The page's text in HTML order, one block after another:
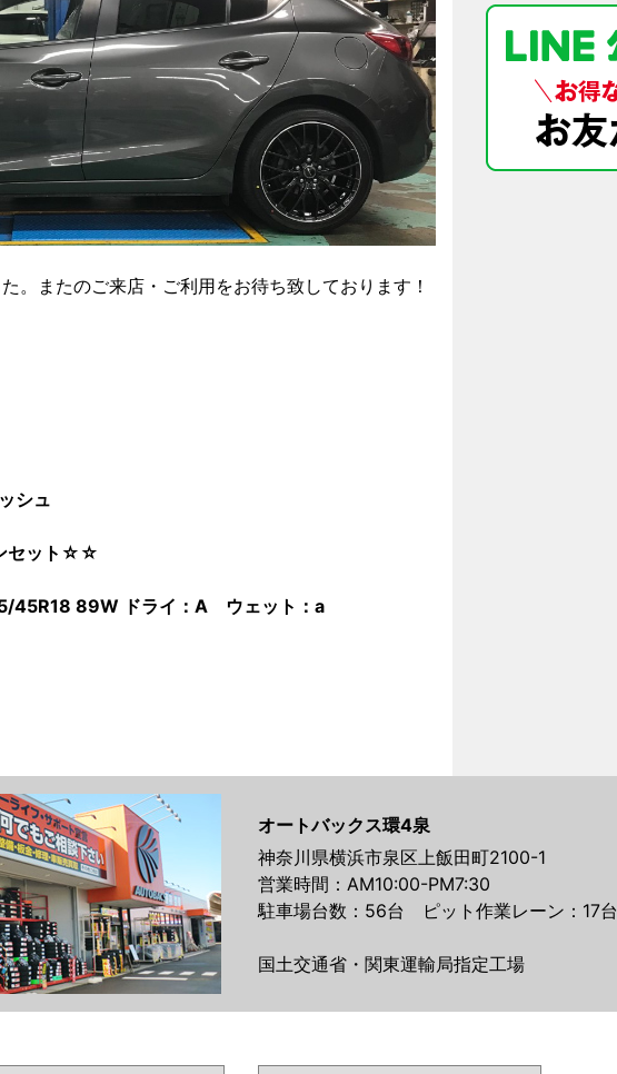
またのご来店・ご利用をお待ち致しております！
シュ
セット☆☆
45R18 89W ドライ：A ウェット：a
オートバックス環4泉
神奈川県横浜市泉区上飯田町2100-1
営業時間：AM10:00-PM7:30
駐車場台数：56台 ピット作業レーン：17台
国土交通省・関東運輸局指定工場